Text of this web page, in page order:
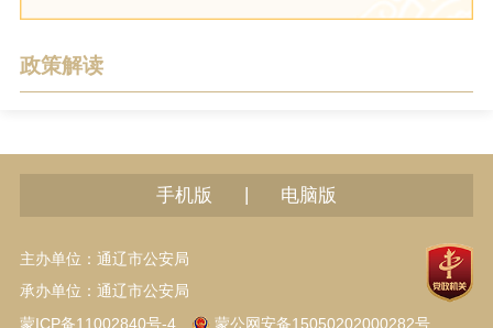
政策解读
手机版 电脑版
主办单位：通辽市公安局
承办单位：通辽市公安局
蒙ICP备11002840号-4
蒙公网安备15050202000282号